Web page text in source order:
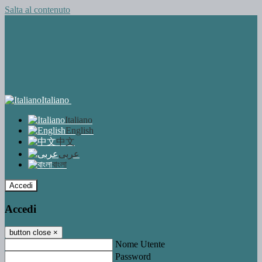
Salta al contenuto
Italiano
Italiano
English
中文
عربى
বাংলা
Accedi
Accedi
button close ×
Nome Utente
Password